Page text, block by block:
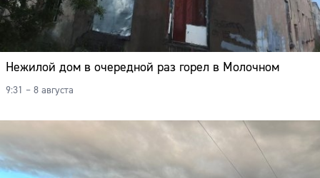
Нежилой дом в очередной раз горел в Молочном
9:31 – 8 августа